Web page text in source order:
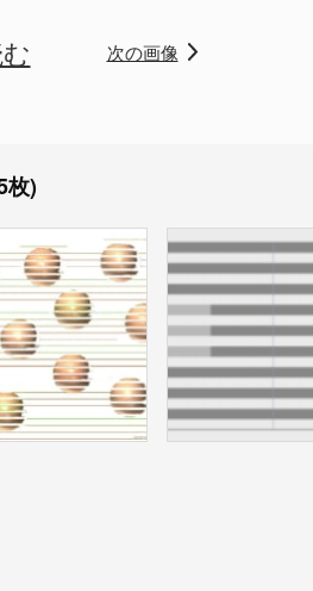
次の画像
枚)